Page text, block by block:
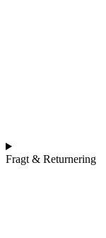
Fragt & Returnering